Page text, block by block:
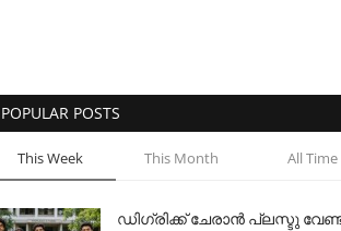
POPULAR POSTS
This Week This Month All Time
ഡിഗ്രിക്ക് ചേരാന്‍ പ്ലസ്ടു